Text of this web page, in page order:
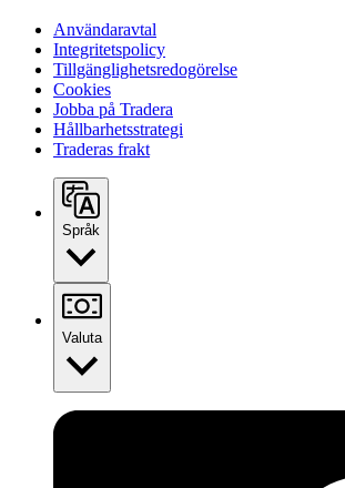
Användaravtal
Integritetspolicy
Tillgänglighetsredogörelse
Cookies
Jobba på Tradera
Hållbarhetsstrategi
Traderas frakt
Språk
Valuta